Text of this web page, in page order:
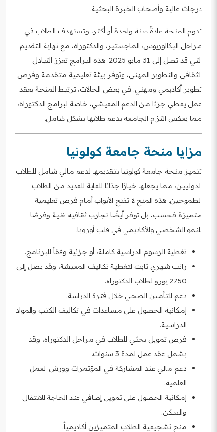
درجات عالية وأصحاب الخبرة البحثية.
تدوم المنحة عادةً سنة واحدة أو أكثر، وتستهدف الطلاب في
مراحل البكالوريوس، الماجستير، والدكتوراه، مع نهاية التقديم
التي قد تصل إلى 31 مايو 2025. هذه البرامج تعزز التبادل
الثقافي والتطوير المهني، وتوفر بيئة تعليمية متقدمة وفرص
تطوير أكاديمي ومهني. في بعض الحالات، ترتبط المنحة بعقد
عمل يغطي جزءًا من الدعم المعيشي، خاصة لبرامج الدكتوراه،
مما يعكس التزام الجامعة بدعم طلابها بشكل شامل.
مزايا منحة جامعة كولونيا
تتميز منحة جامعة كولونيا بتقديمها لدعم مالي شامل للطلاب
الدوليين، مما يجعلها خيارًا جذابًا للغاية للعديد من الطلاب
الطموحين. هذه المنح لا تفتح الأبواب أمام فرص تعليمية
متميزة فحسب، بل توفر أيضًا تجارب ثقافية غنية وفرصًا
للنمو الشخصي والأكاديمي في قلب أوروبا.
تغطية الرسوم الدراسية كاملة، أو جزئية وفقاً للبرنامج.
راتب شهري ثابت لتغطية تكاليف المعيشة، وقد يصل إلى
2750 يورو لطلاب الدكتوراه.
دعم للتأمين الصحي خلال فترة الدراسة.
إمكانية الحصول على مساعدات في تكاليف الكتب والمواد
الدراسية.
فرص تمويل بحثي للطلاب في مراحل الدكتوراه، وقد
يشمل عقد عمل لمدة 3 سنوات.
دعم مالي عند المشاركة في المؤتمرات وورش العمل
العلمية.
إمكانية الحصول على تمويل إضافي عند الحاجة للانتقال
والسكن.
منح تشجيعية للطلاب المتميزين أكاديمياً.